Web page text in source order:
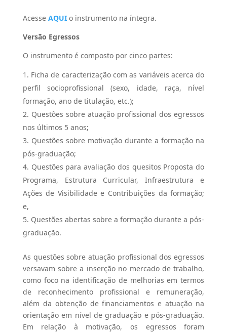
Acesse AQUI o instrumento na íntegra.
Versão Egressos
O instrumento é composto por cinco partes:
Ficha de caracterização com as variáveis acerca do
perfil socioprofissional (sexo, idade, raça, nível
formação, ano de titulação, etc.);
Questões sobre atuação profissional dos egressos
nos últimos 5 anos;
Questões sobre motivação durante a formação na
pós-graduação;
Questões para avaliação dos quesitos Proposta do
Programa, Estrutura Curricular, Infraestrutura e
Ações de Visibilidade e Contribuições da formação;
e,
Questões abertas sobre a formação durante a pós-
graduação.
As questões sobre atuação profissional dos egressos
versavam sobre a inserção no mercado de trabalho,
como foco na identificação de melhorias em termos
de reconhecimento profissional e remuneração,
além da obtenção de financiamentos e atuação na
orientação em nível de graduação e pós-graduação.
Em relação à motivação, os egressos foram